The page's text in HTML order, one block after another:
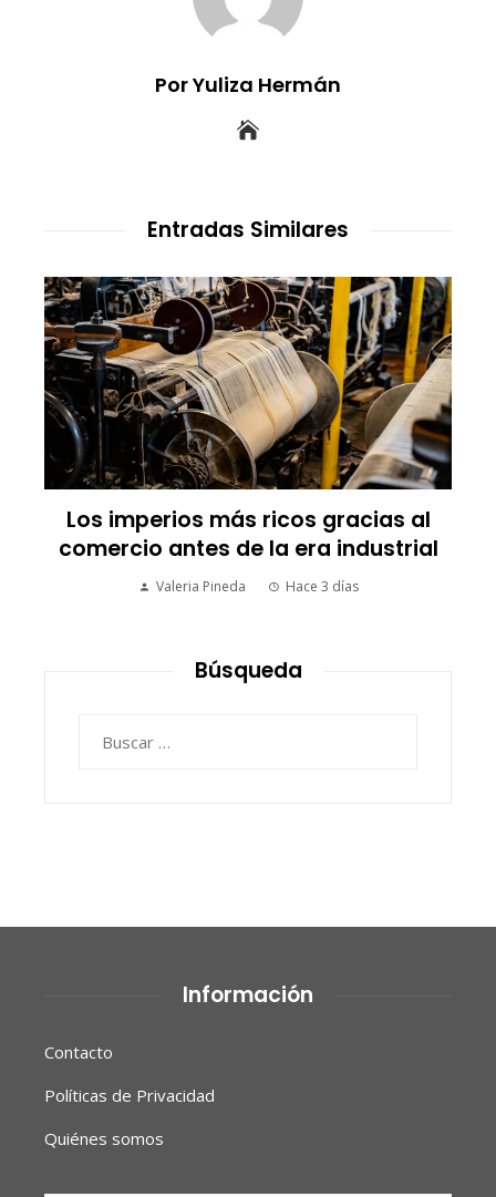
Por Yuliza Hermán
Entradas Similares
Los imperios más ricos gracias al
comercio antes de la era industrial
Valeria Pineda Hace 3 días
Búsqueda
Información
Contacto
Políticas de Privacidad
Quiénes somos